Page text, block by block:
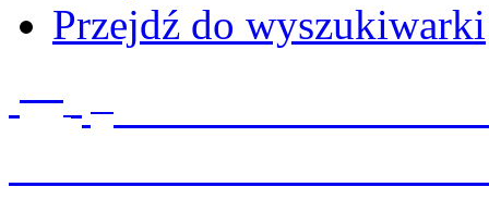
Przejdź do wyszukiwarki